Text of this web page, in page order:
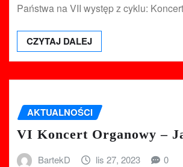
Państwa na VII występ z cyklu:
CZYTAJ DALEJ
AKTUALNOŚCI
VI Koncert Organowy –
BartekD lis 27, 2023 0